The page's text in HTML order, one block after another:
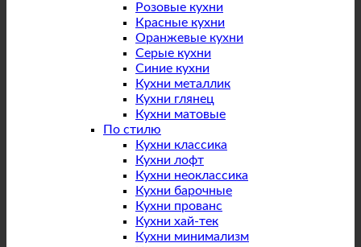
Розовые кухни
Красные кухни
Оранжевые кухни
Серые кухни
Синие кухни
Кухни металлик
Кухни глянец
Кухни матовые
По стилю
Кухни классика
Кухни лофт
Кухни неоклассика
Кухни барочные
Кухни прованс
Кухни хай-тек
Кухни минимализм